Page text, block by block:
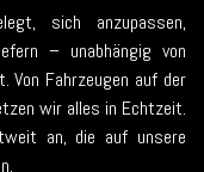
sich anzupassen,
– unabhängig von
Von Fahrzeugen auf der
wir alles in Echtzeit.
an, die auf unsere